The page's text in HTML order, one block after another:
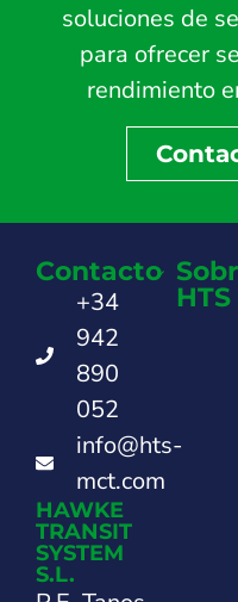
soluciones de
para ofrecer
rendimiento
Contacto
+34
942
890
052
info@hts-
mct.com
HAWKE
TRANSIT
SYSTEM
S.L.
HTS